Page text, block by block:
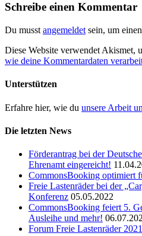
Schreibe einen Kommentar
Du musst angemeldet sein, um
Diese Website verwendet Akismet,
wie deine Kommentardaten
Unterstützen
Erfahre hier, wie du unsere Arbeit
Die letzten News
Förderantrag bei der
Ehrenamt eingereicht!
CommonsBooking optimiert
Freie Lastenräder bei der
Konferenz 05.05.2022
CommonsBooking feiert 5.
Ausleihe und mehr!
Forum Freie Lastenräder